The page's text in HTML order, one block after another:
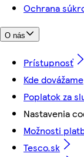
Ochrana
O nás
Prístupnosť
Kde dovážame
Poplatok za
Nastavenia
Možnosti
Tesco.sk